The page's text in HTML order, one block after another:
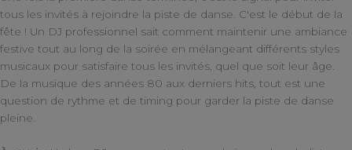
tous les invités à rejoindre la piste de danse. C'est le début de la
fête ! Un DJ professionnel sait comment maintenir une ambiance
festive tout au long de la soirée en mélangeant différents styles
musicaux pour satisfaire tous les invités, quel que soit leur âge.
De la musique des années 80 aux derniers hits, tout est une
question de rythme et de timing pour garder la piste de danse
pleine.